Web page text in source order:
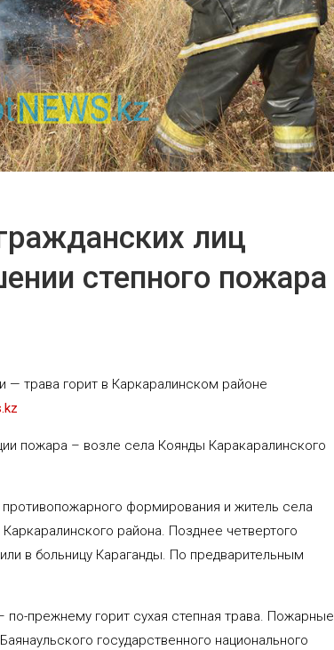
лиц
степного пожара
— трава горит в Каркаралинском районе
пожара – возле села Коянды Каракаралинского
формирования и житель села
района. Позднее четвертого
в больницу Караганды. По предварительным
прежнему горит сухая степная трава. Пожарные
государственного национального